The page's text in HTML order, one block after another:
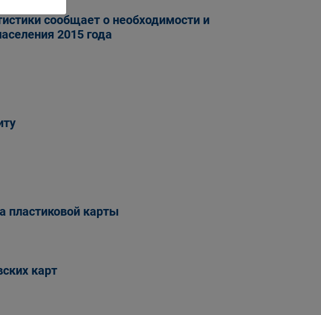
сообщает о необходимости и
2015 года
пластиковой карты
карт